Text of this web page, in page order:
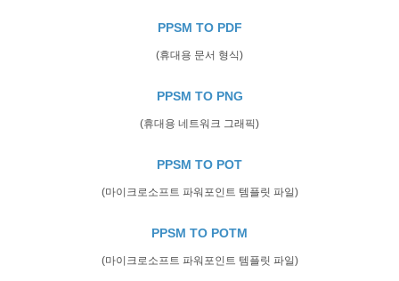
PPSM TO PDF
(휴대용 문서 형식)
PPSM TO PNG
(휴대용 네트워크 그래픽)
PPSM TO POT
(마이크로소프트 파워포인트 템플릿 파일)
PPSM TO POTM
(마이크로소프트 파워포인트 템플릿 파일)